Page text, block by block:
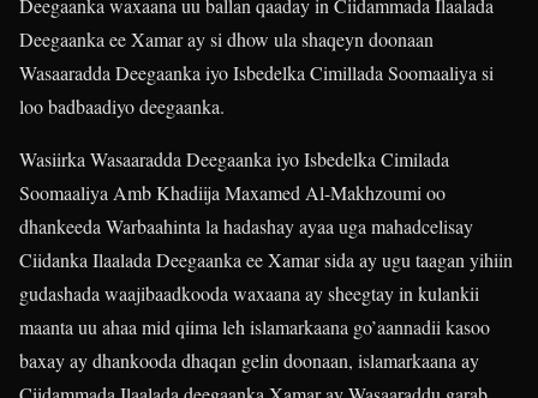
Deegaanka ee Xamar ay si dhow ula shaqeyn doonaan
Wasaaradda Deegaanka iyo Isbedelka Cimillada Soomaaliya si
loo badbaadiyo deegaanka.
Wasiirka Wasaaradda Deegaanka iyo Isbedelka Cimilada
Soomaaliya Amb Khadiija Maxamed Al-Makhzoumi oo
dhankeeda Warbaahinta la hadashay ayaa uga mahadcelisay
Ciidanka Ilaalada Deegaanka ee Xamar sida ay ugu taagan yihiin
gudashada waajibaadkooda waxaana ay sheegtay in kulankii
maanta uu ahaa mid qiima leh islamarkaana go’aannadii kasoo
baxay ay dhankooda dhaqan gelin doonaan, islamarkaana ay